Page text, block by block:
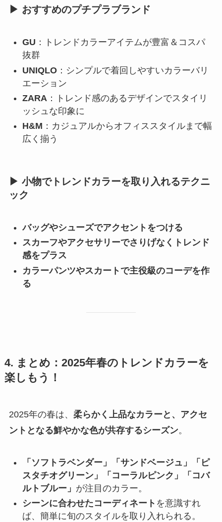
▶ おすすめのプチプラブランド
GU ：トレンドカラーアイテムが豊富＆コスパ
抜群
UNIQLO：シンプルで着回しやすいカラーバリ
エーション
ZARA：トレンド感のあるデザインでスタイリ
ッシュな印象に
H&M ：カジュアルからオフィススタイルまで幅
広く揃う
▶ 小物でトレンドカラーを取り入れるテクニ
ック
バッグやシューズでアクセントをつける
スカーフやアクセサリーでさりげなくトレンド
感をプラス
カラーパンツやスカートで主役級のコーデを作
る
4. まとめ：2025年春のトレンドカラーを
楽しもう！
2025年の春は、 柔らかく上品なカラーと、アクセ
ントとなる鮮やかな色が共存するシーズン。
「ソフトラベンダー」「サンドベージュ」「ピ
スタチオグリーン」「コーラルピンク」「コバ
ルトブルー」 が注目のカラー。
シーンに合わせたコーディネート を意識すれ
ば、簡単に旬のスタイルを取り入れられる。